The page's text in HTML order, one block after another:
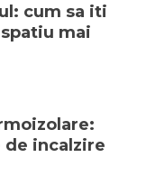
cum sa iti
mai
de incalzire